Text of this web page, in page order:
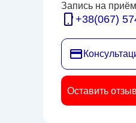
Запись на приём
+38(067)
Оставить отзыв